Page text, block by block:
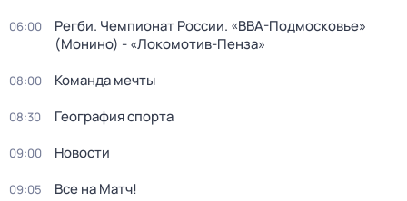
06:00
Регби. Чемпионат России. «ВВА-Подмосковье»
(Монино) - «Локомотив-Пенза»
08:00 Команда мечты
08:30 География спорта
09:00 Новости
09:05 Все на Матч!